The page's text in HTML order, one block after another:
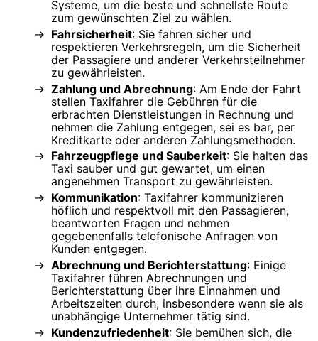
Systeme, um die beste und schnellste Route
zum gewünschten Ziel zu wählen.
Fahrsicherheit: Sie fahren sicher und
respektieren Verkehrsregeln, um die Sicherheit
der Passagiere und anderer Verkehrsteilnehmer
zu gewährleisten.
Zahlung und Abrechnung: Am Ende der Fahrt
stellen Taxifahrer die Gebühren für die
erbrachten Dienstleistungen in Rechnung und
nehmen die Zahlung entgegen, sei es bar, per
Kreditkarte oder anderen Zahlungsmethoden.
Fahrzeugpflege und Sauberkeit: Sie halten das
Taxi sauber und gut gewartet, um einen
angenehmen Transport zu gewährleisten.
Kommunikation: Taxifahrer kommunizieren
höflich und respektvoll mit den Passagieren,
beantworten Fragen und nehmen
gegebenenfalls telefonische Anfragen von
Kunden entgegen.
Abrechnung und Berichterstattung: Einige
Taxifahrer führen Abrechnungen und
Berichterstattung über ihre Einnahmen und
Arbeitszeiten durch, insbesondere wenn sie als
unabhängige Unternehmer tätig sind.
Kundenzufriedenheit: Sie bemühen sich, die